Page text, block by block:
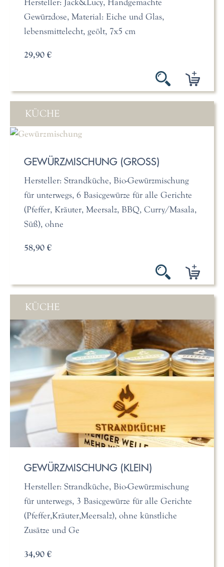
Gewürzdose, Material: Eiche und Glas,
lebensmittelecht, geölt, 7x5 cm
29,90 €
KÜCHE
GEWÜRZMISCHUNG (GROSS)
Hersteller: Strandküche, Bio-Gewürzmischung
für unterwegs, 6 Basicgewürze für alle Gerichte
(Pfeffer, Kräuter, Meersalz, BBQ, Curry/Masala,
Süß), ohne
58,90 €
KÜCHE
GEWÜRZMISCHUNG (KLEIN)
Hersteller: Strandküche, Bio-Gewürzmischung
für unterwegs, 3 Basicgewürze für alle Gerichte
(Pfeffer,Kräuter,Meersalz), ohne künstliche
Zusätze und Ge
34,90 €